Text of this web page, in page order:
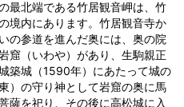
最北端である竹居観音岬は、竹
境内にあります。竹居観音寺か
の参道を進んだ奥には、奥の院
窟（いわや）があり、生駒親正
築城（1590年）にあたって城の
）の守り神として岩窟の奥に馬
薩を祀り、その後に高松城に入